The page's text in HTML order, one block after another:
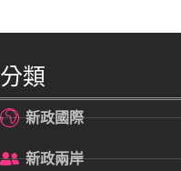
分類
新政國際
新政兩岸